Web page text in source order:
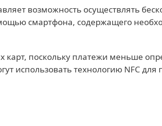
возможность осуществлять
смартфона, содержащего
карт, поскольку платежи меньше
использовать технологию NFC